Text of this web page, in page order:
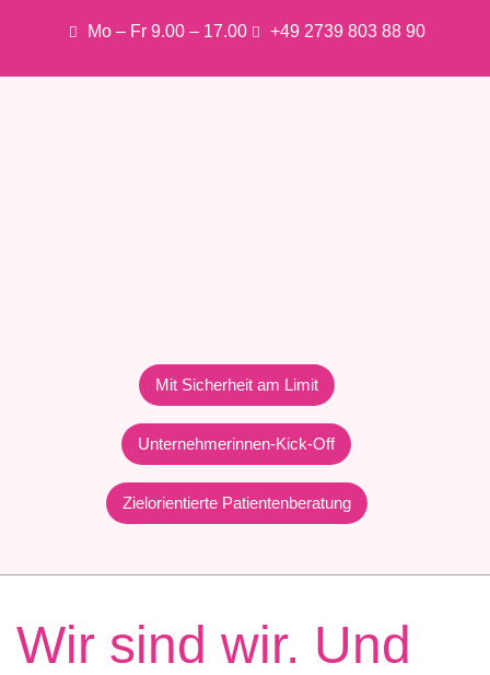
Mo – Fr 9.00 – 17.00 +49 2739 803 88 90
Mit Sicherheit am Limit
Unternehmerinnen-Kick-Off
Zielorientierte Patientenberatung
Wir sind wir. Und